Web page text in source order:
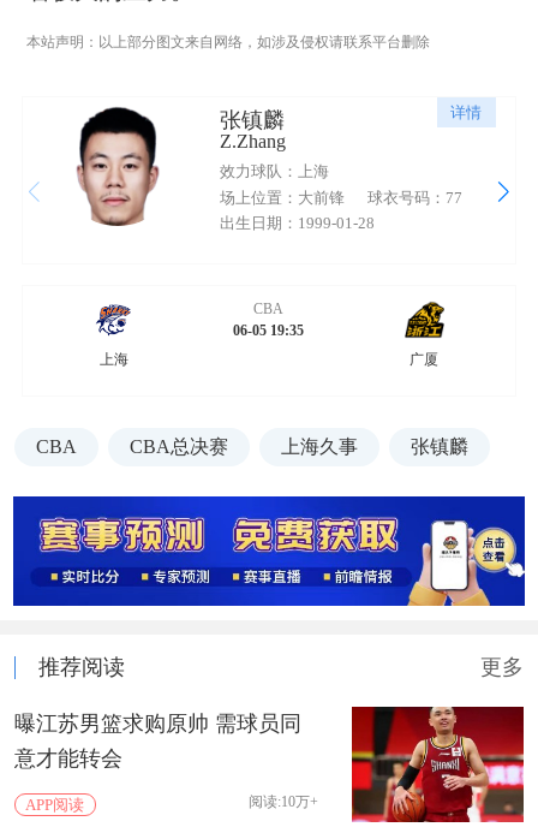
本站声明：以上部分图文来自网络，如涉及侵权请联系平台删除
详情
张镇麟
Z.Zhang
效力球队：上海
场上位置：大前锋
球衣号码：77
出生日期：1999-01-28
上海
CBA
06-05 19:35
广厦
CBA CBA总决赛 上海久事 张镇麟
推荐阅读 更多
曝江苏男篮求购原帅 需球员同
意才能转会
APP阅读 阅读:10万+